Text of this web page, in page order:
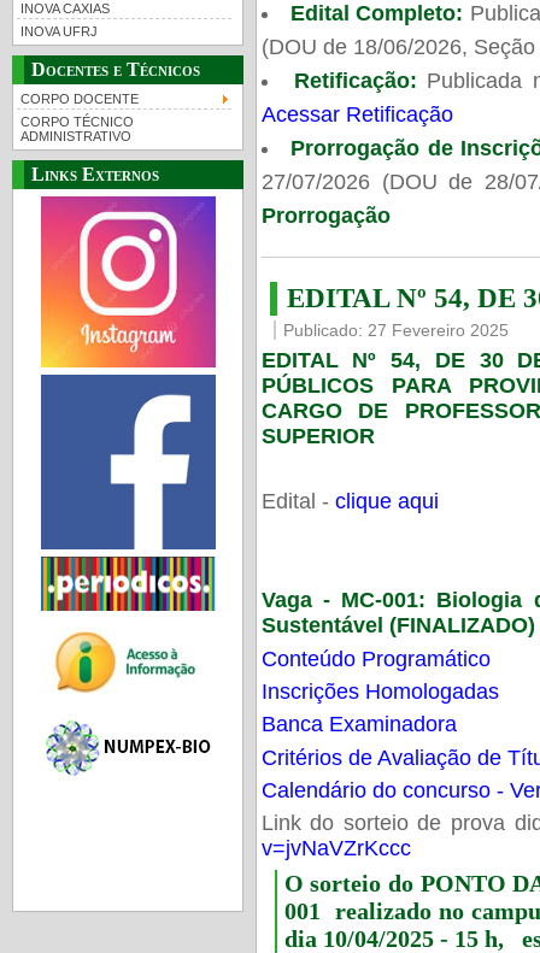
INOVA CAXIAS
INOVA UFRJ
Docentes e Técnicos
CORPO DOCENTE
CORPO TÉCNICO
ADMINISTRATIVO
Links Externos
Edital Completo:
(DOU de 18/06/2026,
Retificação: Publicada
Acessar Retificação
Prorrogação de
27/07/2026 (DOU de 28/
Prorrogação
EDITAL Nº 54, DE
Publicado: 27 Fevereiro 2025
EDITAL Nº 54, DE 30
PÚBLICOS PARA
CARGO DE
SUPERIOR
Edital - clique aqui
Vaga - MC-001: Biologia
Sustentável (FINALIZADO)
Conteúdo Programático
Inscrições Homologadas
Banca Examinadora
Critérios de Avaliação de
Calendário do concurso -
Link do sorteio de prova
v=jvNaVZrKccc
O sorteio do PONTO
001 realizado no
dia 10/04/2025 - 15 h,